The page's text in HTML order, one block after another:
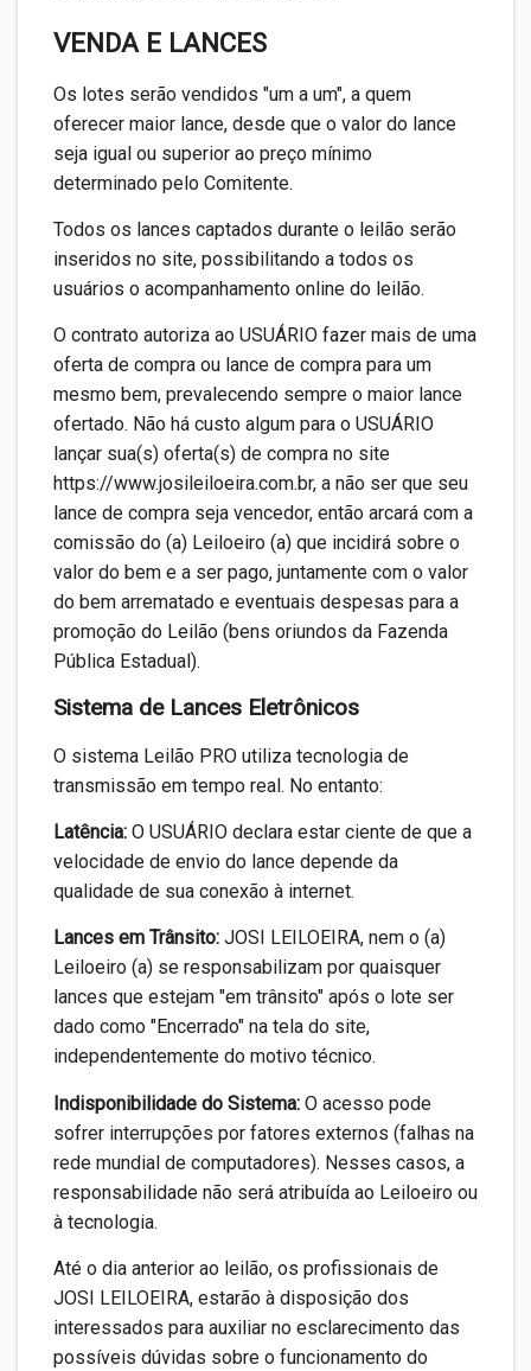
VENDA E LANCES
Os lotes serão vendidos "um a um", a quem
oferecer maior lance, desde que o valor do lance
seja igual ou superior ao preço mínimo
determinado pelo Comitente.
Todos os lances captados durante o leilão serão
inseridos no site, possibilitando a todos os
usuários o acompanhamento online do leilão.
O contrato autoriza ao USUÁRIO fazer mais de uma
oferta de compra ou lance de compra para um
mesmo bem, prevalecendo sempre o maior lance
ofertado. Não há custo algum para o USUÁRIO
lançar sua(s) oferta(s) de compra no site
https://www.josileiloeira.com.br, a não ser que seu
lance de compra seja vencedor, então arcará com a
comissão do (a) Leiloeiro (a) que incidirá sobre o
valor do bem e a ser pago, juntamente com o valor
do bem arrematado e eventuais despesas para a
promoção do Leilão (bens oriundos da Fazenda
Pública Estadual).
Sistema de Lances Eletrônicos
O sistema Leilão PRO utiliza tecnologia de
transmissão em tempo real. No entanto:
Latência: O USUÁRIO declara estar ciente de que a
velocidade de envio do lance depende da
qualidade de sua conexão à internet.
Lances em Trânsito: JOSI LEILOEIRA, nem o (a)
Leiloeiro (a) se responsabilizam por quaisquer
lances que estejam "em trânsito" após o lote ser
dado como "Encerrado" na tela do site,
independentemente do motivo técnico.
Indisponibilidade do Sistema: O acesso pode
sofrer interrupções por fatores externos (falhas na
rede mundial de computadores). Nesses casos, a
responsabilidade não será atribuída ao Leiloeiro ou
à tecnologia.
Até o dia anterior ao leilão, os profissionais de
JOSI LEILOEIRA, estarão à disposição dos
interessados para auxiliar no esclarecimento das
possíveis dúvidas sobre o funcionamento do